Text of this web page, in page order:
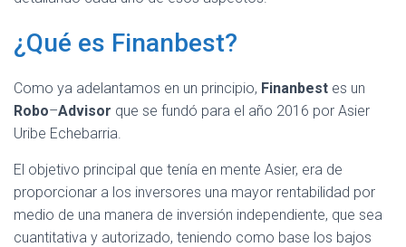
¿Qué es Finanbest?
Como ya adelantamos en un principio, Finanbest es un
Robo–Advisor que se fundó para el año 2016 por Asier
Uribe Echebarria.
El objetivo principal que tenía en mente Asier, era de
proporcionar a los inversores una mayor rentabilidad por
medio de una manera de inversión independiente, que sea
cuantitativa y autorizado, teniendo como base los bajos